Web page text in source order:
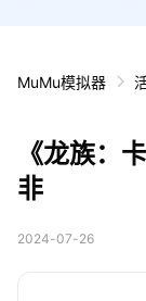
MuMu模拟器
《龙族：
非
2024-07-26